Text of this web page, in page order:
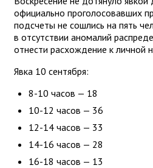
официально проголосовавших
подсчеты не сошлись на пять
в отсутствии аномалий
отнести расхождение к личной
Явка 10 сентября:
8-10 часов — 18
10-12 часов — 36
12-14 часов — 33
14-16 часов — 28
16-18 часов — 13